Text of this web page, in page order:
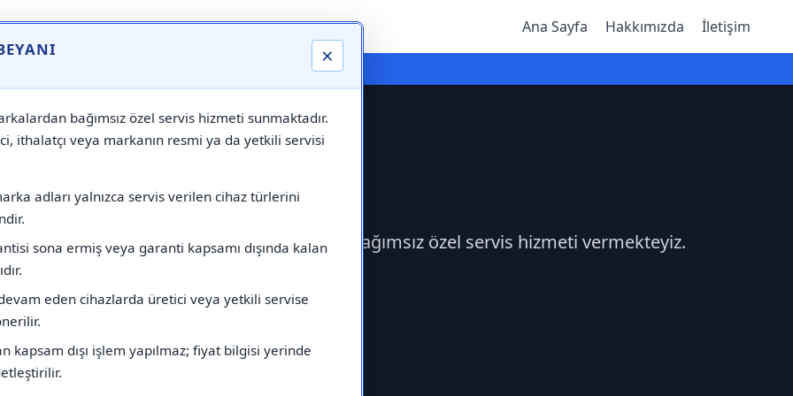
×
bağımsız özel servis hizmeti sunmaktadır.
ithalatçı veya markanın resmi ya da yetkili servisi
adları yalnızca servis verilen cihaz türlerini
sona ermiş veya garanti kapsamı dışında kalan
eden cihazlarda üretici veya yetkili servise
kapsam dışı işlem yapılmaz; fiyat bilgisi yerinde
Ana Sayfa Hakkımızda İletişim
⚠️ Markadan Bağımsız "Özel Servis" Hizmeti
Vaillant Servisi çağırabilirsiniz.Markadan bağımsız özel servis hizmeti vermekteyiz.